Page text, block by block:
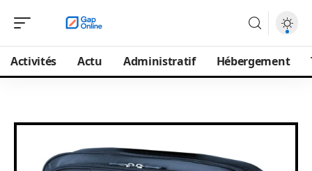
Activités Actu Administratif Hébergement